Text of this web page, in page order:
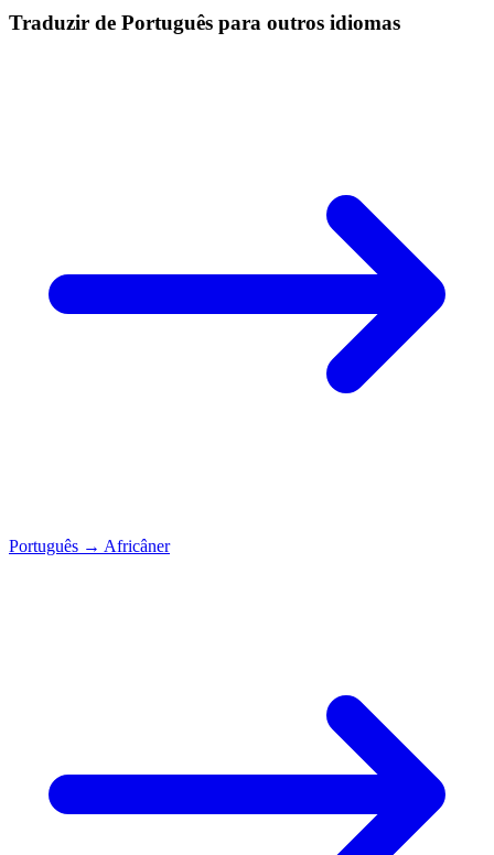
Traduzir de Português para outros idiomas
Português → Africâner